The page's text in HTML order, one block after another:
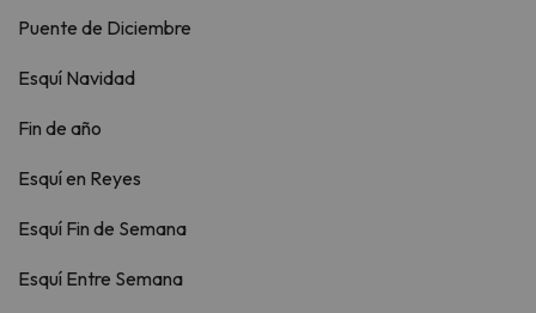
Puente de Diciembre
Esquí Navidad
Fin de año
Esquí en Reyes
Esquí Fin de Semana
Esquí Entre Semana